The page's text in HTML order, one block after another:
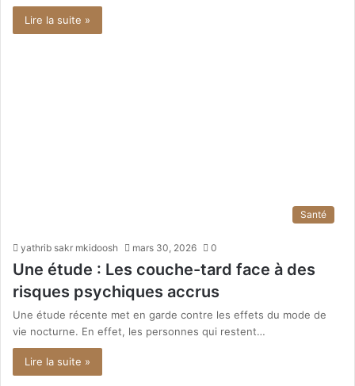
Lire la suite »
Santé
yathrib sakr mkidoosh mars 30, 2026 0
Une étude : Les couche-tard face à des
risques psychiques accrus
Une étude récente met en garde contre les effets du mode de
vie nocturne. En effet, les personnes qui restent…
Lire la suite »